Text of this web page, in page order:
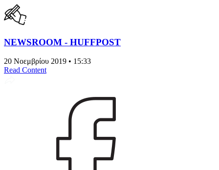
NEWSROOM - HUFFPOST
20 Νοεμβρίου 2019 • 15:33
Read Content